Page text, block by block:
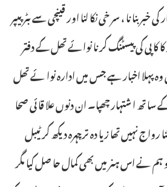
خبر بنا نا ، سر خی نکا لنا اور قینچی سے بٹر پیپر
کا پی کی پیسٹنگ کر نا نوائے تھل کے دفتر
پہلا اخبار ہے جس میں ادارہ نوا ئے تھل
تھ ا شتہار چھپا۔ ان دنوں علا قا ئی صحا
رواج نہیں تھا زیا دہ ترچہرہ دیکھ کر ٹیبل
ہم نے اس ہنر میں بھی کمال حا صل کیا مگر